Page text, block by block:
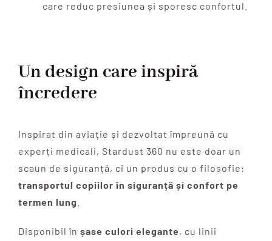
care reduc presiunea și sporesc confortul.
Un design care inspiră
încredere
Inspirat din aviație și dezvoltat împreună cu
experți medicali, Stardust 360 nu este doar un
scaun de siguranță, ci un produs cu o filosofie:
transportul copiilor în siguranță și confort pe
termen lung
Disponibil în șase culori elegante, cu linii